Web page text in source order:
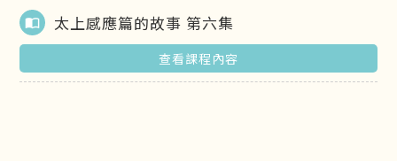
import_contacts 太上感應篇的故事 第六集
查看課程內容